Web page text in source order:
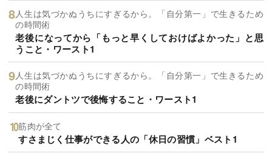
人生は気づかぬうちにすぎるから。「自分第一」で生きるため
の時間術
老後になってから「もっと早くしておけばよかった」と思
うこと・ワースト1
人生は気づかぬうちにすぎるから。「自分第一」で生きるため
の時間術
老後にダントツで後悔すること・ワースト1
筋肉が全て
すさまじく仕事ができる人の「休日の習慣」ベスト1